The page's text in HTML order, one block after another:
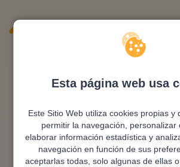
Esta página web usa
Este Sitio Web utiliza cookies propias y
permitir la navegación, personalizar
elaborar información estadística y
navegación en función de sus
aceptarlas todas, solo algunas de ellas
Home.not_found.desc